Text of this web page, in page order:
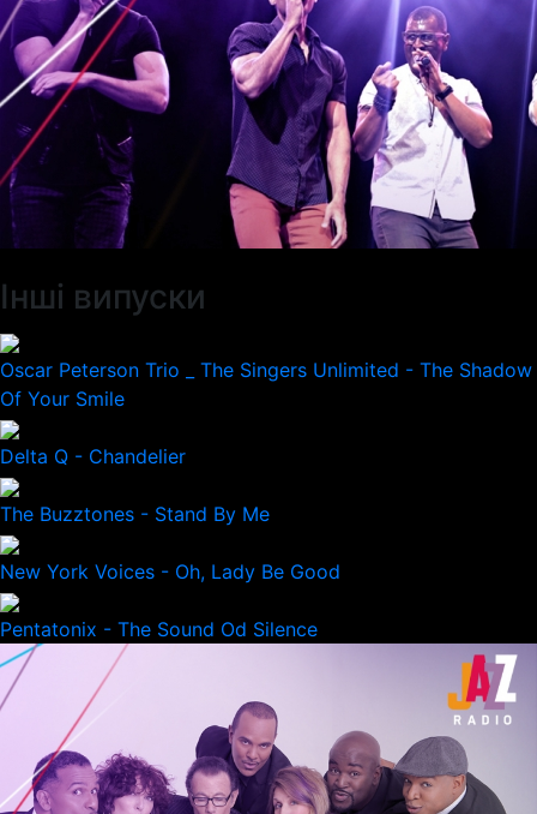
Інші випуски
Oscar Peterson Trio _ The Singers Unlimited - The Shadow
Of Your Smile
Delta Q - Chandelier
The Buzztones - Stand By Me
New York Voices - Oh, Lady Be Good
Pentatonix - The Sound Od Silence